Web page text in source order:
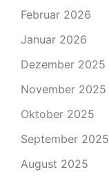
Februar 2026
Januar 2026
Dezember 2025
November 2025
Oktober 2025
September 2025
August 2025